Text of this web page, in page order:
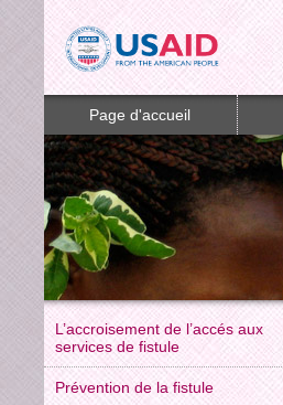
Page d'accueil
L’accroisement de l’accés aux
services de fistule
Prévention de la fistule